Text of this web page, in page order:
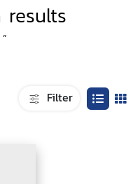
results
Filter